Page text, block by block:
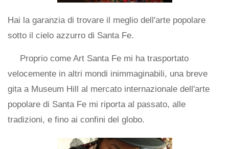
Hai la garanzia di trovare il meglio dell'arte popolare
sotto il cielo azzurro di Santa Fe.
Proprio come Art Santa Fe mi ha trasportato
velocemente in altri mondi inimmaginabili, una breve
gita a Museum Hill al mercato internazionale dell'arte
popolare di Santa Fe mi riporta al passato, alle
tradizioni, e fino ai confini del globo.